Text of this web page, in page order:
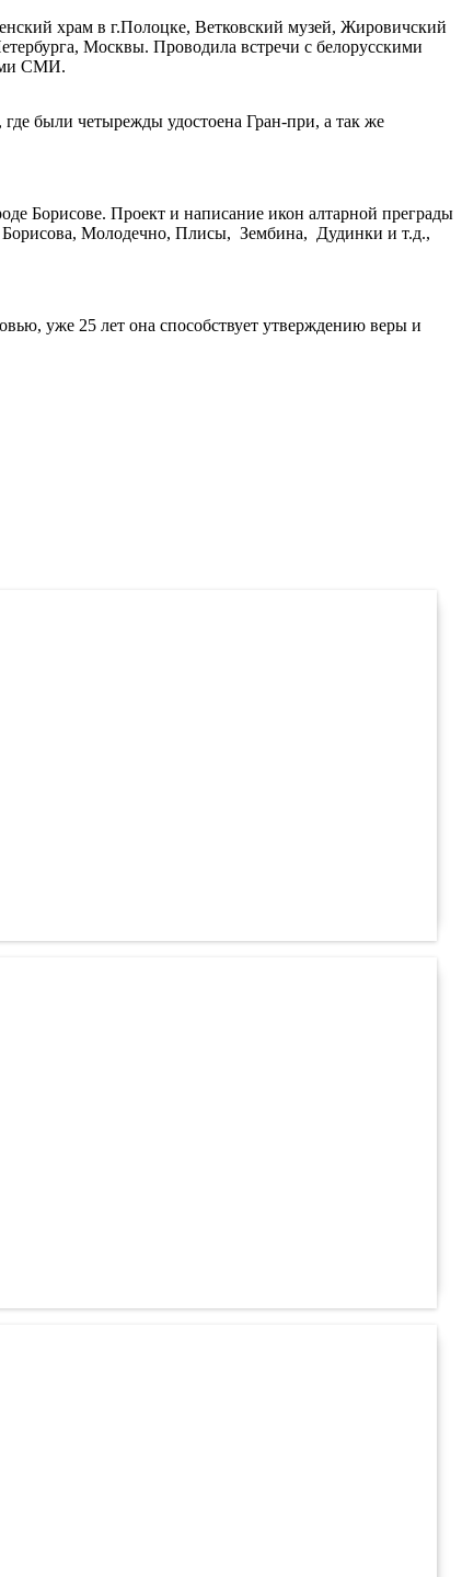
храм в г.Полоцке, Ветковский музей, Жировичский
Москвы. Проводила встречи с белорусскими
СМИ.
были четырежды удостоена Гран-при, а так же
Борисове. Проект и написание икон алтарной преграды
Борисова, Молодечно, Плисы, Зембина, Дудинки и т.д.,
уже 25 лет она способствует утверждению веры и